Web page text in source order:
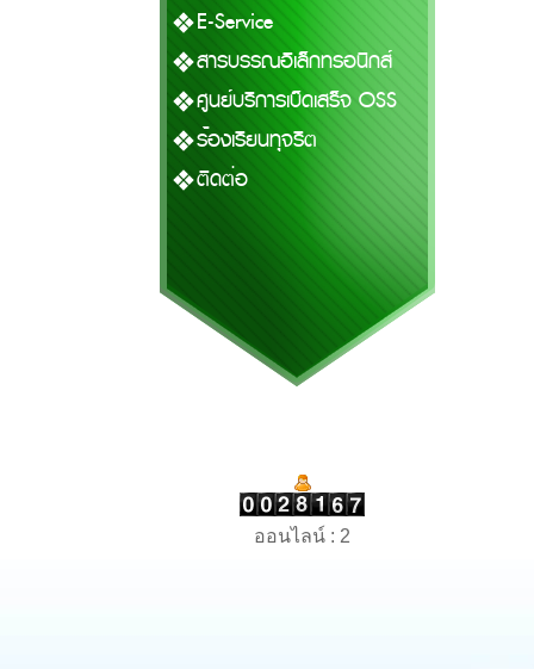
E-Service
สารบรรณอิเล็กทรอนิกส์
ศูนย์บริการเบ็ดเสร็จ OSS
ร้องเรียนทุจริต
ติดต่อ
ออนไลน์ : 2